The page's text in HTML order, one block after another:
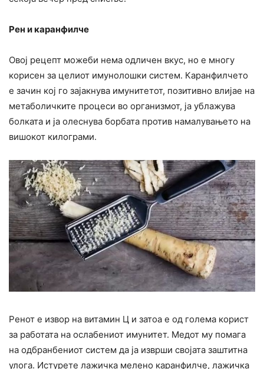
Рен и каранфилче
Овој рецепт можеби нема одличен вкус, но е многу
корисен за целиот имунолошки систем. Каранфилчето
е зачин кој го зајакнува имунитетот, позитивно влијае на
метаболичките процеси во организмот, ја ублажува
болката и ја олеснува борбата против намалувањето на
вишокот килограми.
Ренот е извор на витамин Ц и затоа е од голема корист
за работата на ослабениот имунитет. Медот му помага
на одбранбениот систем да ја изврши својата заштитна
улога. Истурете лажичка мелено каранфилче, лажичка